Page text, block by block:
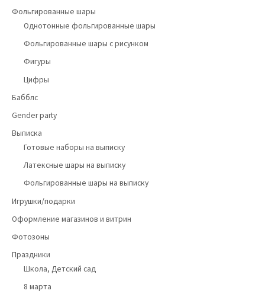
Фольгированные шары
Однотонные фольгированные шары
Фольгированные шары с рисунком
Фигуры
Цифры
Бабблс
Gender party
Выписка
Готовые наборы на выписку
Латексные шары на выписку
Фольгированные шары на выписку
Игрушки/подарки
Оформление магазинов и витрин
Фотозоны
Праздники
Школа, Детский сад
8 марта